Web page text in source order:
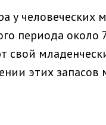
у человеческих
периода около
свой
этих